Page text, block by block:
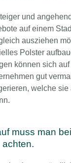
und
auf einem
ausziehen
Polster
können sich
gut
welche sie
muss man bei